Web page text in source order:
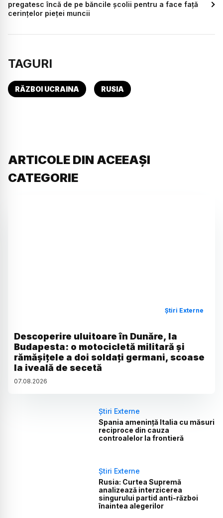
pregatesc încă de pe băncile școlii pentru a face față
cerințelor pieței muncii
TAGURI
RĂZBOI UCRAINA RUSIA
ARTICOLE DIN ACEEAȘI
CATEGORIE
Știri Externe
Descoperire uluitoare în Dunăre, la
Budapesta: o motocicletă militară și
rămășițele a doi soldați germani, scoase
la iveală de secetă
07.08.2026
Știri Externe
Spania amenință Italia cu măsuri
reciproce din cauza
controalelor la frontieră
Știri Externe
Rusia: Curtea Supremă
analizează interzicerea
singurului partid anti-război
înaintea alegerilor